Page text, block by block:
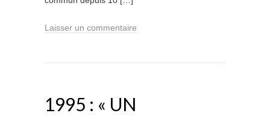
Laisser un commentaire
1995 : « UN